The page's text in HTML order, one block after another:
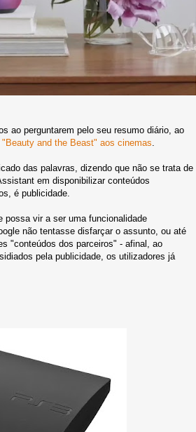
ao perguntarem pelo seu resumo diário, ao
and the Beast" aos cinemas
das palavras, dizendo que não se trata de
em disponibilizar conteúdos
é publicidade.
possa vir a ser uma funcionalidade
não tentasse disfarçar o assunto, ou até
"conteúdos dos parceiros" - afinal, ao
pela publicidade, os utilizadores já